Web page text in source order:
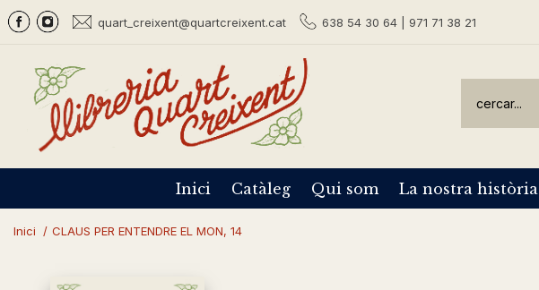
quart_creixent@quartcreixent.cat 638 54 30 64 | 971 71 38 21
Inici Catàleg Qui som La nostra història
Inici / CLAUS PER ENTENDRE EL MON, 14